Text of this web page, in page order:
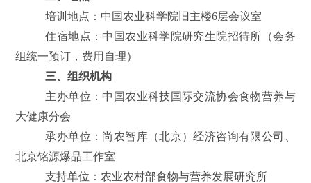
培训地点：中国农业科学院旧主楼6层会议室
住宿地点：中国农业科学院研究生院招待所（会务
组统一预订，费用自理）
三、组织机构
主办单位：中国农业科技国际交流协会食物营养与
大健康分会
承办单位：尚农智库（北京）经济咨询有限公司、
北京铭源爆品工作室
支持单位：农业农村部食物与营养发展研究所